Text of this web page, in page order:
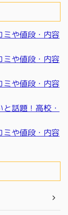
ミや値段・内容
ミや値段・内容
ミや値段・内容
話題！高校・
ミや値段・内容